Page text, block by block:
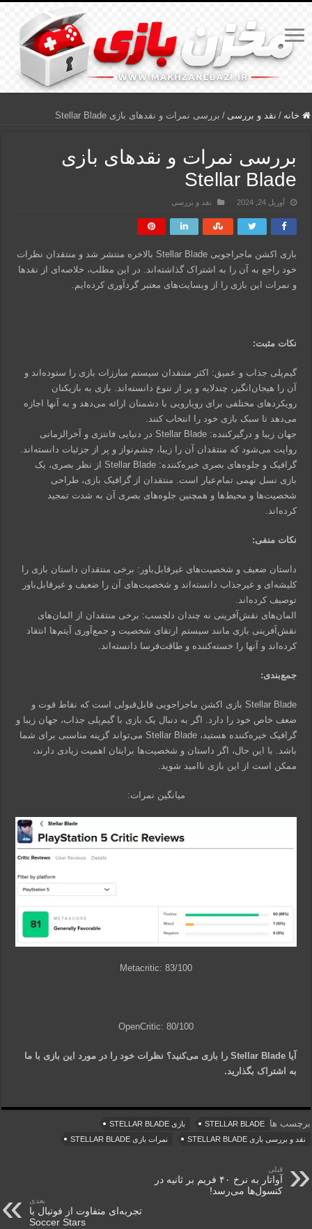
خانه / نقد و بررسی / بررسی نمرات و نقدهای بازی Stellar Blade
بررسی نمرات و نقدهای بازی
Stellar Blade
آوریل 24, 2024 نقد و بررسی
بازی اکشن ماجراجویی Stellar Blade بالاخره منتشر شد و منتقدان نظرات
خود راجع به آن را به اشتراک گذاشته‌اند. در این مطلب، خلاصه‌ای از نقدها
و نمرات این بازی را از وبسایت‌های معتبر گردآوری کرده‌ایم.
نکات مثبت:
گیم‌پلی جذاب و عمیق: اکثر منتقدان سیستم مبارزات بازی را ستوده‌اند و
آن را هیجان‌انگیز، چندلایه و پر از تنوع دانسته‌اند. بازی به بازیکنان
رویکردهای مختلفی برای رویارویی با دشمنان ارائه می‌دهد و به آنها اجازه
می‌دهد تا سبک بازی خود را انتخاب کنند.
جهان زیبا و درگیرکننده: Stellar Blade در دنیایی فانتزی و آخرالزمانی
روایت می‌شود که منتقدان آن را زیبا، چشم‌نواز و پر از جزئیات دانسته‌اند.
گرافیک و جلوه‌های بصری خیره‌کننده: Stellar Blade از نظر بصری، یک
بازی نسل نهمی تمام‌عیار است. منتقدان از گرافیک بازی، طراحی
شخصیت‌ها و محیط‌ها و همچنین جلوه‌های بصری آن به شدت تمجید
کرده‌اند.
نکات منفی:
داستان ضعیف و شخصیت‌های غیرقابل‌باور: برخی منتقدان داستان بازی را
کلیشه‌ای و غیرجذاب دانسته‌اند و شخصیت‌های آن را ضعیف و غیرقابل‌باور
توصیف کرده‌اند.
المان‌های نقش‌آفرینی نه چندان دلچسب: برخی منتقدان از المان‌های
نقش‌آفرینی بازی مانند سیستم ارتقای شخصیت و جمع‌آوری آیتم‌ها انتقاد
کرده‌اند و آنها را خسته‌کننده و طاقت‌فرسا دانسته‌اند.
جمع‌بندی:
Stellar Blade بازی اکشن ماجراجویی قابل‌قبولی است که نقاط قوت و
ضعف خاص خود را دارد. اگر به دنبال یک بازی با گیم‌پلی جذاب، جهان زیبا و
گرافیک خیره‌کننده هستید، Stellar Blade می‌تواند گزینه مناسبی برای شما
باشد. با این حال، اگر داستان و شخصیت‌ها برایتان اهمیت زیادی دارند،
ممکن است از این بازی ناامید شوید.
میانگین نمرات:
Metacritic: 83/100
OpenCritic: 80/100
آیا Stellar Blade را بازی می‌کنید؟ نظرات خود را در مورد این بازی با ما
به اشتراک بگذارید.
برچسب ها STELLAR BLADE
بازی STELLAR BLADE
نقد و بررسی بازی STELLAR BLADE
نمرات بازی STELLAR BLADE
قبلی
آواتار به نرخ ۴۰ فریم بر ثانیه در
کنسول‌ها می‌رسد!
بعدی
تجربه‌ای متفاوت از فوتبال با
Soccer Stars